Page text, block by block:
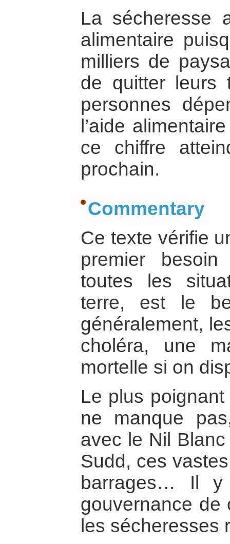
La sécheresse
alimentaire
milliers de
de quitter leurs
personnes
l’aide
ce chiffre
prochain.
Commentary
Ce texte vérifie
premier
toutes les
terre, est le
généralement,
choléra, une
mortelle si on
Le plus
ne manque
avec le Nil
Sudd, ces
barrages… Il
gouvernance de
les sécheresses